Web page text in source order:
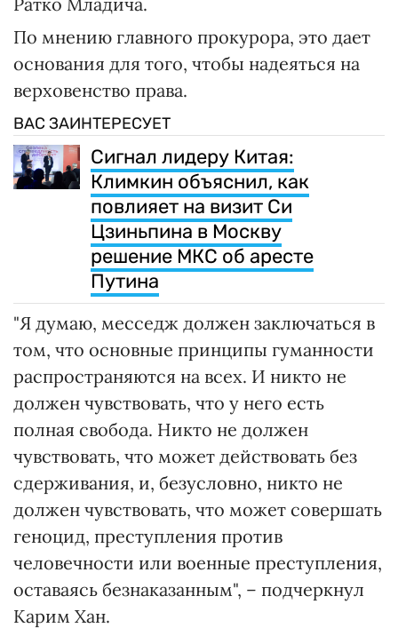
По мнению главного прокурора, это дает
основания для того, чтобы надеяться на
верховенство права.
ВАС ЗАИНТЕРЕСУЕТ
Сигнал лидеру Китая:
Климкин объяснил, как
повлияет на визит Си
Цзиньпина в Москву
решение МКС об аресте
Путина
"Я думаю, месседж должен заключаться в
том, что основные принципы гуманности
распространяются на всех. И никто не
должен чувствовать, что у него есть
полная свобода. Никто не должен
чувствовать, что может действовать без
сдерживания, и, безусловно, никто не
должен чувствовать, что может совершать
геноцид, преступления против
человечности или военные преступления,
оставаясь безнаказанным", – подчеркнул
Карим Хан.